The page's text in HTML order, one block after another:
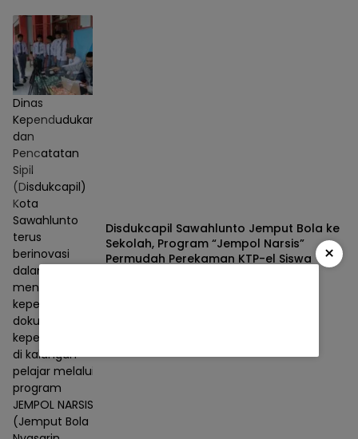
Dinas
Kependudukan
dan
Pencatatan
Sipil
(Disdukcapil)
Kota
Sawahlunto
terus
berinovasi
dalam
meningkatkan
kepemilikan
dokumen
kependudukan
di kalangan
pelajar melalui
program
JEMPOL NARSIS
(Jemput Bola
Disdukcapil Sawahlunto Jemput Bola ke
Sekolah, Program “Jempol Narsis”
Permudah Perekaman KTP-el Siswa
×